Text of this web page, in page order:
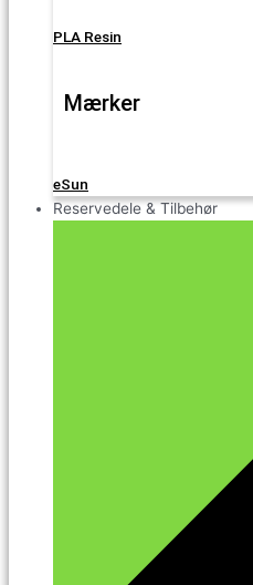
PLA Resin
Mærker
eSun
Reservedele & Tilbehør